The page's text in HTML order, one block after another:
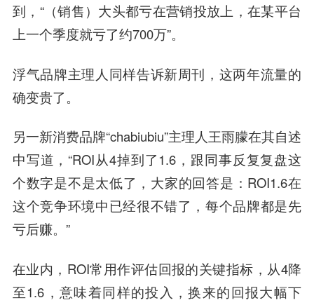
到，“（销售）大头都亏在营销投放上，在某平台
上一个季度就亏了约700万”。
浮气品牌主理人同样告诉新周刊，这两年流量的
确变贵了。
另一新消费品牌“chabiubiu”主理人王雨朦在其自述
中写道，“ROI从4掉到了1.6，跟同事反复复盘这
个数字是不是太低了，大家的回答是：ROI1.6在
这个竞争环境中已经很不错了，每个品牌都是先
亏后赚。”
在业内，ROI常用作评估回报的关键指标，从4降
至1.6，意味着同样的投入，换来的回报大幅下